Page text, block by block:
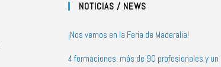
NOTICIAS / NEWS
¡Nos vemos en la Feria de Maderalia!
4 formaciones, más de 90 profesionales y un